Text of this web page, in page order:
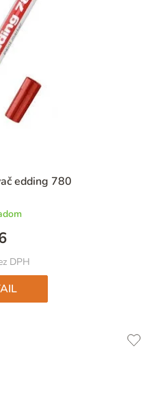
edding 780
z
DPH